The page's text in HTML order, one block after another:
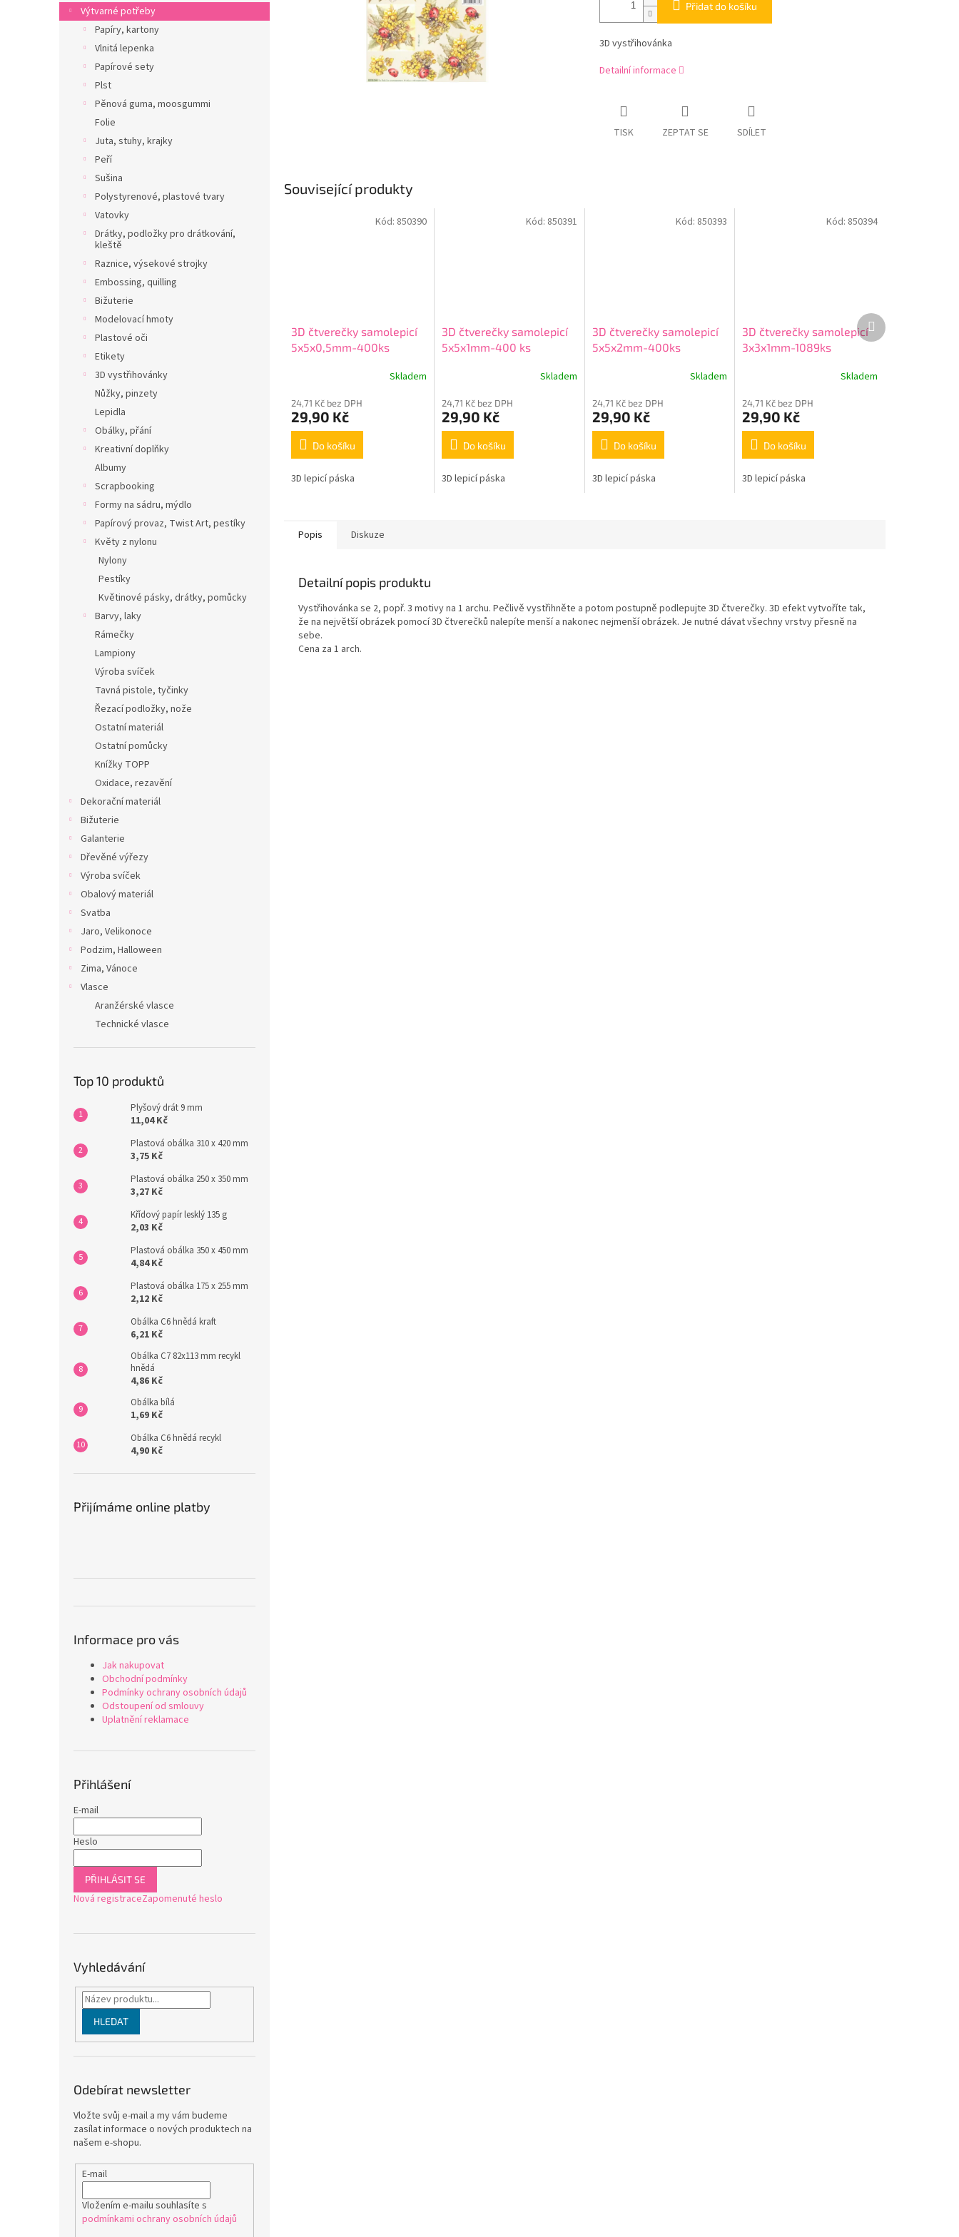
n
e
Výtvarné potřeby
Papíry, kartony
Vlnitá lepenka
Papírové sety
Plst
Pěnová guma, moosgummi
Folie
Juta, stuhy, krajky
Peří
Sušina
Polystyrenové, plastové tvary
Vatovky
Drátky, podložky pro drátkování,
kleště
Raznice, výsekové strojky
Embossing, quilling
Bižuterie
Modelovací hmoty
Plastové oči
Etikety
3D vystřihovánky
Nůžky, pinzety
Lepidla
Obálky, přání
Kreativní doplňky
Albumy
Scrapbooking
Formy na sádru, mýdlo
Papírový provaz, Twist Art, pestíky
Květy z nylonu
Nylony
Pestíky
Květinové pásky, drátky, pomůcky
Barvy, laky
Rámečky
Lampiony
Výroba svíček
Tavná pistole, tyčinky
Řezací podložky, nože
Ostatní materiál
Ostatní pomůcky
Knížky TOPP
Oxidace, rezavění
Dekorační materiál
Bižuterie
Galanterie
Dřevěné výřezy
Výroba svíček
Obalový materiál
Svatba
Jaro, Velikonoce
Podzim, Halloween
Zima, Vánoce
Vlasce
Aranžérské vlasce
Technické vlasce
Top 10 produktů
Plyšový drát 9 mm
11,04 Kč
Plastová obálka 310 x 420 mm
3,75 Kč
Plastová obálka 250 x 350 mm
3,27 Kč
Křídový papír lesklý 135 g
2,03 Kč
Plastová obálka 350 x 450 mm
4,84 Kč
Plastová obálka 175 x 255 mm
2,12 Kč
Obálka C6 hnědá kraft
6,21 Kč
Obálka C7 82x113 mm recykl
hnědá
4,86 Kč
Obálka bílá
1,69 Kč
Obálka C6 hnědá recykl
4,90 Kč
Přijímáme online platby
Informace pro vás
Jak nakupovat
Obchodní podmínky
Podmínky ochrany osobních údajů
Odstoupení od smlouvy
Uplatnění reklamace
Přihlášení
E-mail
Heslo
PŘIHLÁSIT SE
Nová registraceZapomenuté heslo
Vyhledávání
HLEDAT
Odebírat newsletter
Vložte svůj e-mail a my vám budeme
zasílat informace o nových produktech na
našem e-shopu.
E-mail
Vložením e-mailu souhlasíte s
podmínkami ochrany osobních údajů
Přidat do košíku
3D vystřihovánka
Detailní informace
TISK ZEPTAT SE SDÍLET
Související produkty
3D čtverečky samolepicí
5x5x0,5mm-400ks
Skladem
24,71 Kč bez DPH
29,90 Kč
Do košíku
3D lepicí páska
Kód: 850390
3D čtverečky samolepicí
5x5x1mm-400 ks
Skladem
24,71 Kč bez DPH
29,90 Kč
Do košíku
3D lepicí páska
Kód: 850391
3D čtverečky samolepicí
5x5x2mm-400ks
Skladem
24,71 Kč bez DPH
29,90 Kč
Do košíku
3D lepicí páska
Kód: 850393
3D čtverečky samolepicí
3x3x1mm-1089ks
Skladem
24,71 Kč bez DPH
29,90 Kč
Do košíku
3D lepicí páska
Kód: 850394
Další
produkt
Popis Diskuze
Detailní popis produktu
Vystřihovánka se 2, popř. 3 motivy na 1 archu. Pečlivě vystřihněte a potom postupně podlepujte 3D čtverečky. 3D efekt vytvoříte tak,
že na největší obrázek pomocí 3D čtverečků nalepíte menší a nakonec nejmenší obrázek. Je nutné dávat všechny vrstvy přesně na
sebe.
Cena za 1 arch.